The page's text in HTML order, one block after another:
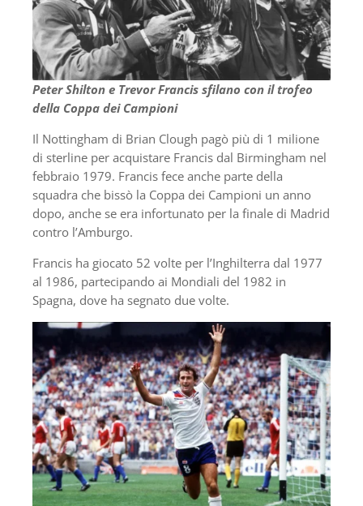
Peter Shilton e Trevor Francis sfilano con il trofeo
della Coppa dei Campioni
Il Nottingham di Brian Clough pagò più di 1 milione
di sterline per acquistare Francis dal Birmingham nel
febbraio 1979. Francis fece anche parte della
squadra che bissò la Coppa dei Campioni un anno
dopo, anche se era infortunato per la finale di Madrid
contro l’Amburgo.
Francis ha giocato 52 volte per l’Inghilterra dal 1977
al 1986, partecipando ai Mondiali del 1982 in
Spagna, dove ha segnato due volte.